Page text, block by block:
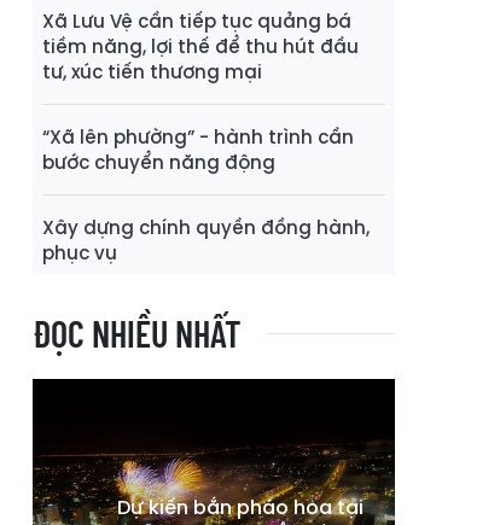
Xã Lưu Vệ cần tiếp tục quảng bá
tiềm năng, lợi thế để thu hút đầu
tư, xúc tiến thương mại
“Xã lên phường” - hành trình cần
bước chuyển năng động
Xây dựng chính quyền đồng hành,
phục vụ
ĐỌC NHIỀU NHẤT
Dự kiến bắn pháo hoa tại